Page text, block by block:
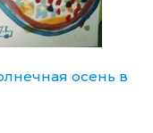
осень в